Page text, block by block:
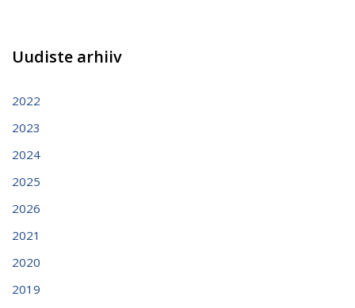
Uudiste arhiiv
2022
2023
2024
2025
2026
2021
2020
2019